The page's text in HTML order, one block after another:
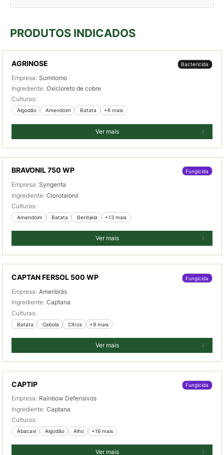
PRODUTOS INDICADOS
AGRINOSE Bactericida
Empresa: Sumitomo
Ingrediente: Oxicloreto de cobre
Culturas:
Algodão Amendoim Batata +6 mais
Ver mais
BRAVONIL 750 WP Fungicida
Empresa: Syngenta
Ingrediente: Clorotalonil
Culturas:
Amendoim Batata Berinjela +13 mais
Ver mais
CAPTAN FERSOL 500 WP Fungicida
Empresa: Ameribrás
Ingrediente: Captana
Culturas:
Batata Cebola Citros +9 mais
Ver mais
CAPTIP Fungicida
Empresa: Rainbow Defensivos
Ingrediente: Captana
Culturas:
Abacaxi Algodão Alho +16 mais
Ver mais